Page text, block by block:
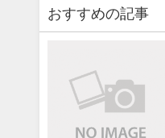
おすすめの記事